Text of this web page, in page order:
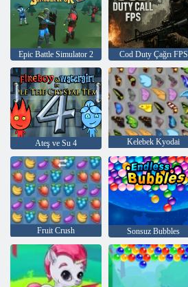
Epic Battle Simulator 2 Cod Duty Çağrı FPS
Ateş ve Su 4 Kelebek Kyodai
Fruit Crush Sonsuz Bubbles